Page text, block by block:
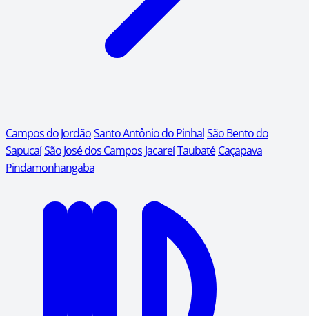
Campos do JordãoSanto Antônio do PinhalSão Bento do
SapucaíSão José dos Campos JacareíTaubaté Caçapava
Pindamonhangaba